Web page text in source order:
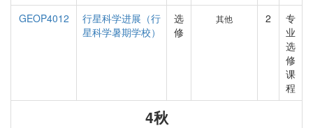
GEOP4012
行星科学进展（行
星科学暑期学校）
选
修
其他 2
专
业
选
修
课
程
4秋